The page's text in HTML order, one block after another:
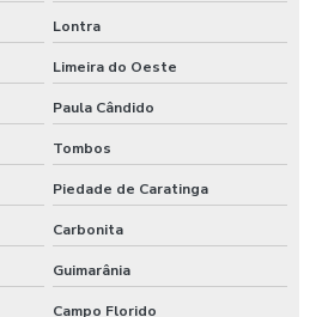
Lontra
Limeira do Oeste
Paula Cândido
Tombos
Piedade de Caratinga
Carbonita
Guimarânia
Campo Florido